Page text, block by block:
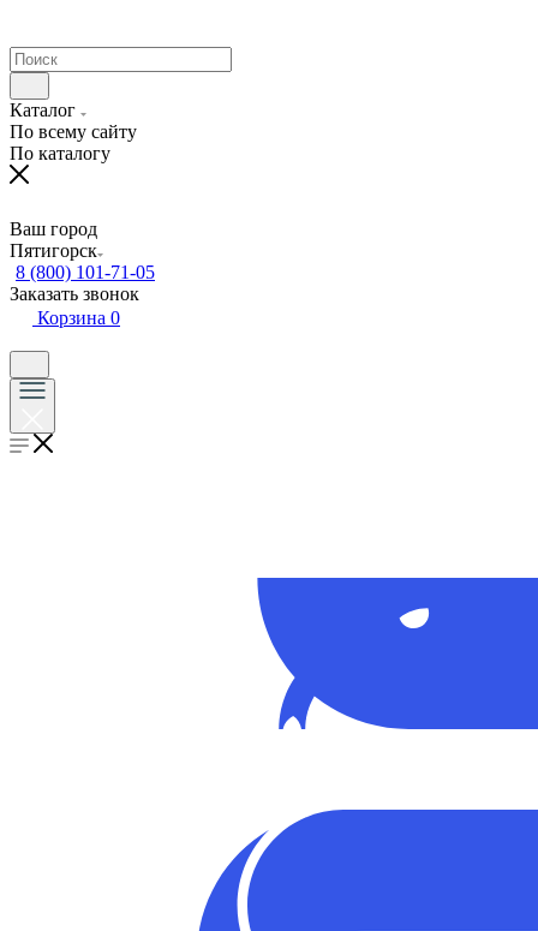
Каталог
По всему сайту
По каталогу
Ваш город
Пятигорск
8 (800) 101-71-05
Заказать звонок
Корзина 0